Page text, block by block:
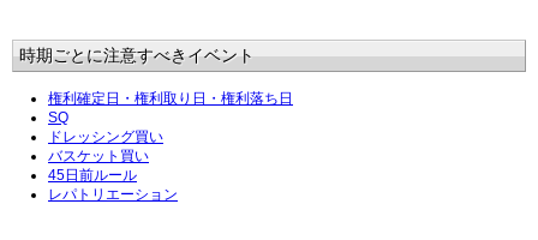
時期ごとに注意すべきイベント
権利確定日・権利取り日・権利落ち日
SQ
ドレッシング買い
バスケット買い
45日前ルール
レパトリエーション